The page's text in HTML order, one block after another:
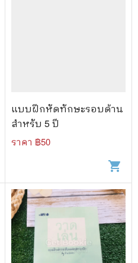
แบบฝึกหัดทักษะรอบด้าน
สำหรับ 5 ปี
ราคา ฿50
shopping_cart